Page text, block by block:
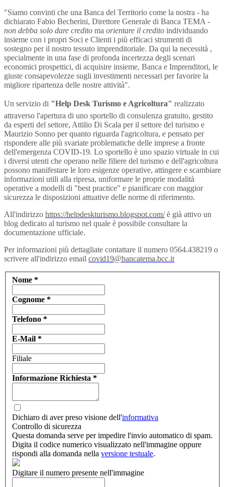
"Siamo convinti che una Banca del Territorio come la nostra - ha
dichiarato Fabio Becherini, Direttore Generale di Banca TEMA -
non debba solo dare credito ma orientare il credito individuando
insieme con i propri Soci e Clienti i più efficaci strumenti di
sostegno per il nostro tessuto imprenditoriale. Da qui la necessità ,
specialmente in una fase di profonda incertezza degli scenari
economici prospettici, di acquisire insieme, Banca e Imprenditori, le
giuste consapevolezze sugli investimenti necessari per favorire la
migliore ripartenza delle nostre attività".
Un servizio di "Help Desk Turismo e Agricoltura" realizzato
attraverso l'apertura di uno sportello di consulenza gratuito, gestito
da esperti del settore, Attilio Di Scala per il settore del turismo e
Maurizio Sonno per quanto riguarda l'agricoltura, e pensato per
rispondere alle più svariate problematiche delle imprese a fronte
dell'emergenza COVID-19. Lo sportello è uno spazio virtuale in cui
i diversi utenti che operano nelle filiere del turismo e dell'agricoltura
possono manifestare le loro esigenze operative, attingere e scambiare
informazioni utili alla ripresa, uniformare le proprie modalità
operative a modelli di "best practice" e pianificare con maggior
sicurezza le disposizioni attuative delle norme di riferimento.
All'indirizzo https://helpdeskturismo.blogspot.com/è già attivo un
blog dedicato al turismo nel quale è possibile consultare la
documentazione ufficiale.
Per informazioni più dettagliate contattare il numero 0564.438219 o
scrivere all'indirizzo email covid19@bancatema.bcc.it
Nome *
Cognome *
Telefono *
E-Mail *
Filiale
Informazione Richiesta *
Dichiaro di aver preso visione dell'informativa
Controllo di sicurezza
Questa domanda serve per impedire l'invio automatico di spam.
Digita il codice numerico visualizzato nell'immagine oppure
rispondi alla domanda nella versione testuale.
Digitare il numero presente nell'immagine